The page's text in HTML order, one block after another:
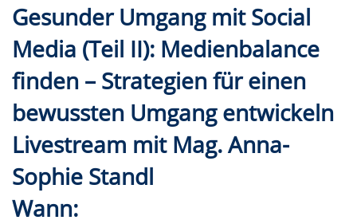
Gesunder Umgang mit Social
Media (Teil II): Medienbalance
finden – Strategien für einen
bewussten Umgang entwickeln
Livestream mit Mag. Anna-
Sophie Standl
Wann: